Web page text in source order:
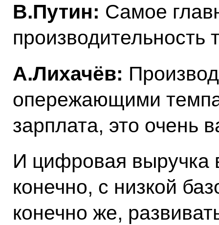
В.Путин: Самое
производительность
А.Лихачёв:
опережающими
зарплата, это очень
И цифровая выручка
конечно, с низкой
конечно же,